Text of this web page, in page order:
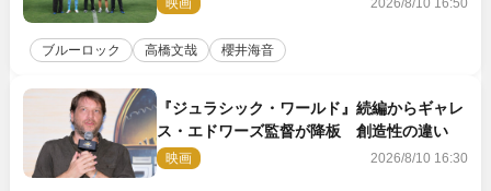
映画 2026/8/10 16:50
ブルーロック 高橋文哉 櫻井海音
『ジュラシック・ワールド』続編からギャレ
ス・エドワーズ監督が降板 創造性の違い
映画 2026/8/10 16:30